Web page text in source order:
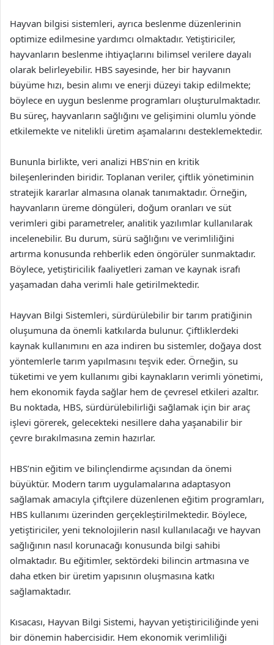
Hayvan bilgisi sistemleri, ayrıca beslenme düzenlerinin
optimize edilmesine yardımcı olmaktadır. Yetiştiriciler,
hayvanların beslenme ihtiyaçlarını bilimsel verilere dayalı
olarak belirleyebilir. HBS sayesinde, her bir hayvanın
büyüme hızı, besin alımı ve enerji düzeyi takip edilmekte;
böylece en uygun beslenme programları oluşturulmaktadır.
Bu süreç, hayvanların sağlığını ve gelişimini olumlu yönde
etkilemekte ve nitelikli üretim aşamalarını desteklemektedir.
Bununla birlikte, veri analizi HBS’nin en kritik
bileşenlerinden biridir. Toplanan veriler, çiftlik yönetiminin
stratejik kararlar almasına olanak tanımaktadır. Örneğin,
hayvanların üreme döngüleri, doğum oranları ve süt
verimleri gibi parametreler, analitik yazılımlar kullanılarak
incelenebilir. Bu durum, sürü sağlığını ve verimliliğini
artırma konusunda rehberlik eden öngörüler sunmaktadır.
Böylece, yetiştiricilik faaliyetleri zaman ve kaynak israfı
yaşamadan daha verimli hale getirilmektedir.
Hayvan Bilgi Sistemleri, sürdürülebilir bir tarım pratiğinin
oluşumuna da önemli katkılarda bulunur. Çiftliklerdeki
kaynak kullanımını en aza indiren bu sistemler, doğaya dost
yöntemlerle tarım yapılmasını teşvik eder. Örneğin, su
tüketimi ve yem kullanımı gibi kaynakların verimli yönetimi,
hem ekonomik fayda sağlar hem de çevresel etkileri azaltır.
Bu noktada, HBS, sürdürülebilirliği sağlamak için bir araç
işlevi görerek, gelecekteki nesillere daha yaşanabilir bir
çevre bırakılmasına zemin hazırlar.
HBS’nin eğitim ve bilinçlendirme açısından da önemi
büyüktür. Modern tarım uygulamalarına adaptasyon
sağlamak amacıyla çiftçilere düzenlenen eğitim programları,
HBS kullanımı üzerinden gerçekleştirilmektedir. Böylece,
yetiştiriciler, yeni teknolojilerin nasıl kullanılacağı ve hayvan
sağlığının nasıl korunacağı konusunda bilgi sahibi
olmaktadır. Bu eğitimler, sektördeki bilincin artmasına ve
daha etken bir üretim yapısının oluşmasına katkı
sağlamaktadır.
Kısacası, Hayvan Bilgi Sistemi, hayvan yetiştiriciliğinde yeni
bir dönemin habercisidir. Hem ekonomik verimliliği